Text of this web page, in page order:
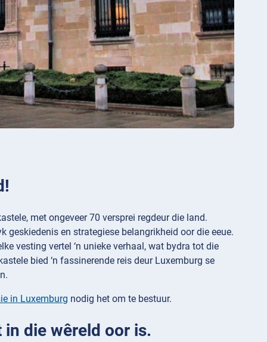
met ongeveer 70 versprei regdeur die land.
geskiedenis en strategiese belangrikheid oor die eeue.
vesting vertel ‘n unieke verhaal, wat bydra tot die
bied ‘n fassinerende reis deur Luxemburg se
in Luxemburg nodig het om te bestuur.
die wêreld oor is.